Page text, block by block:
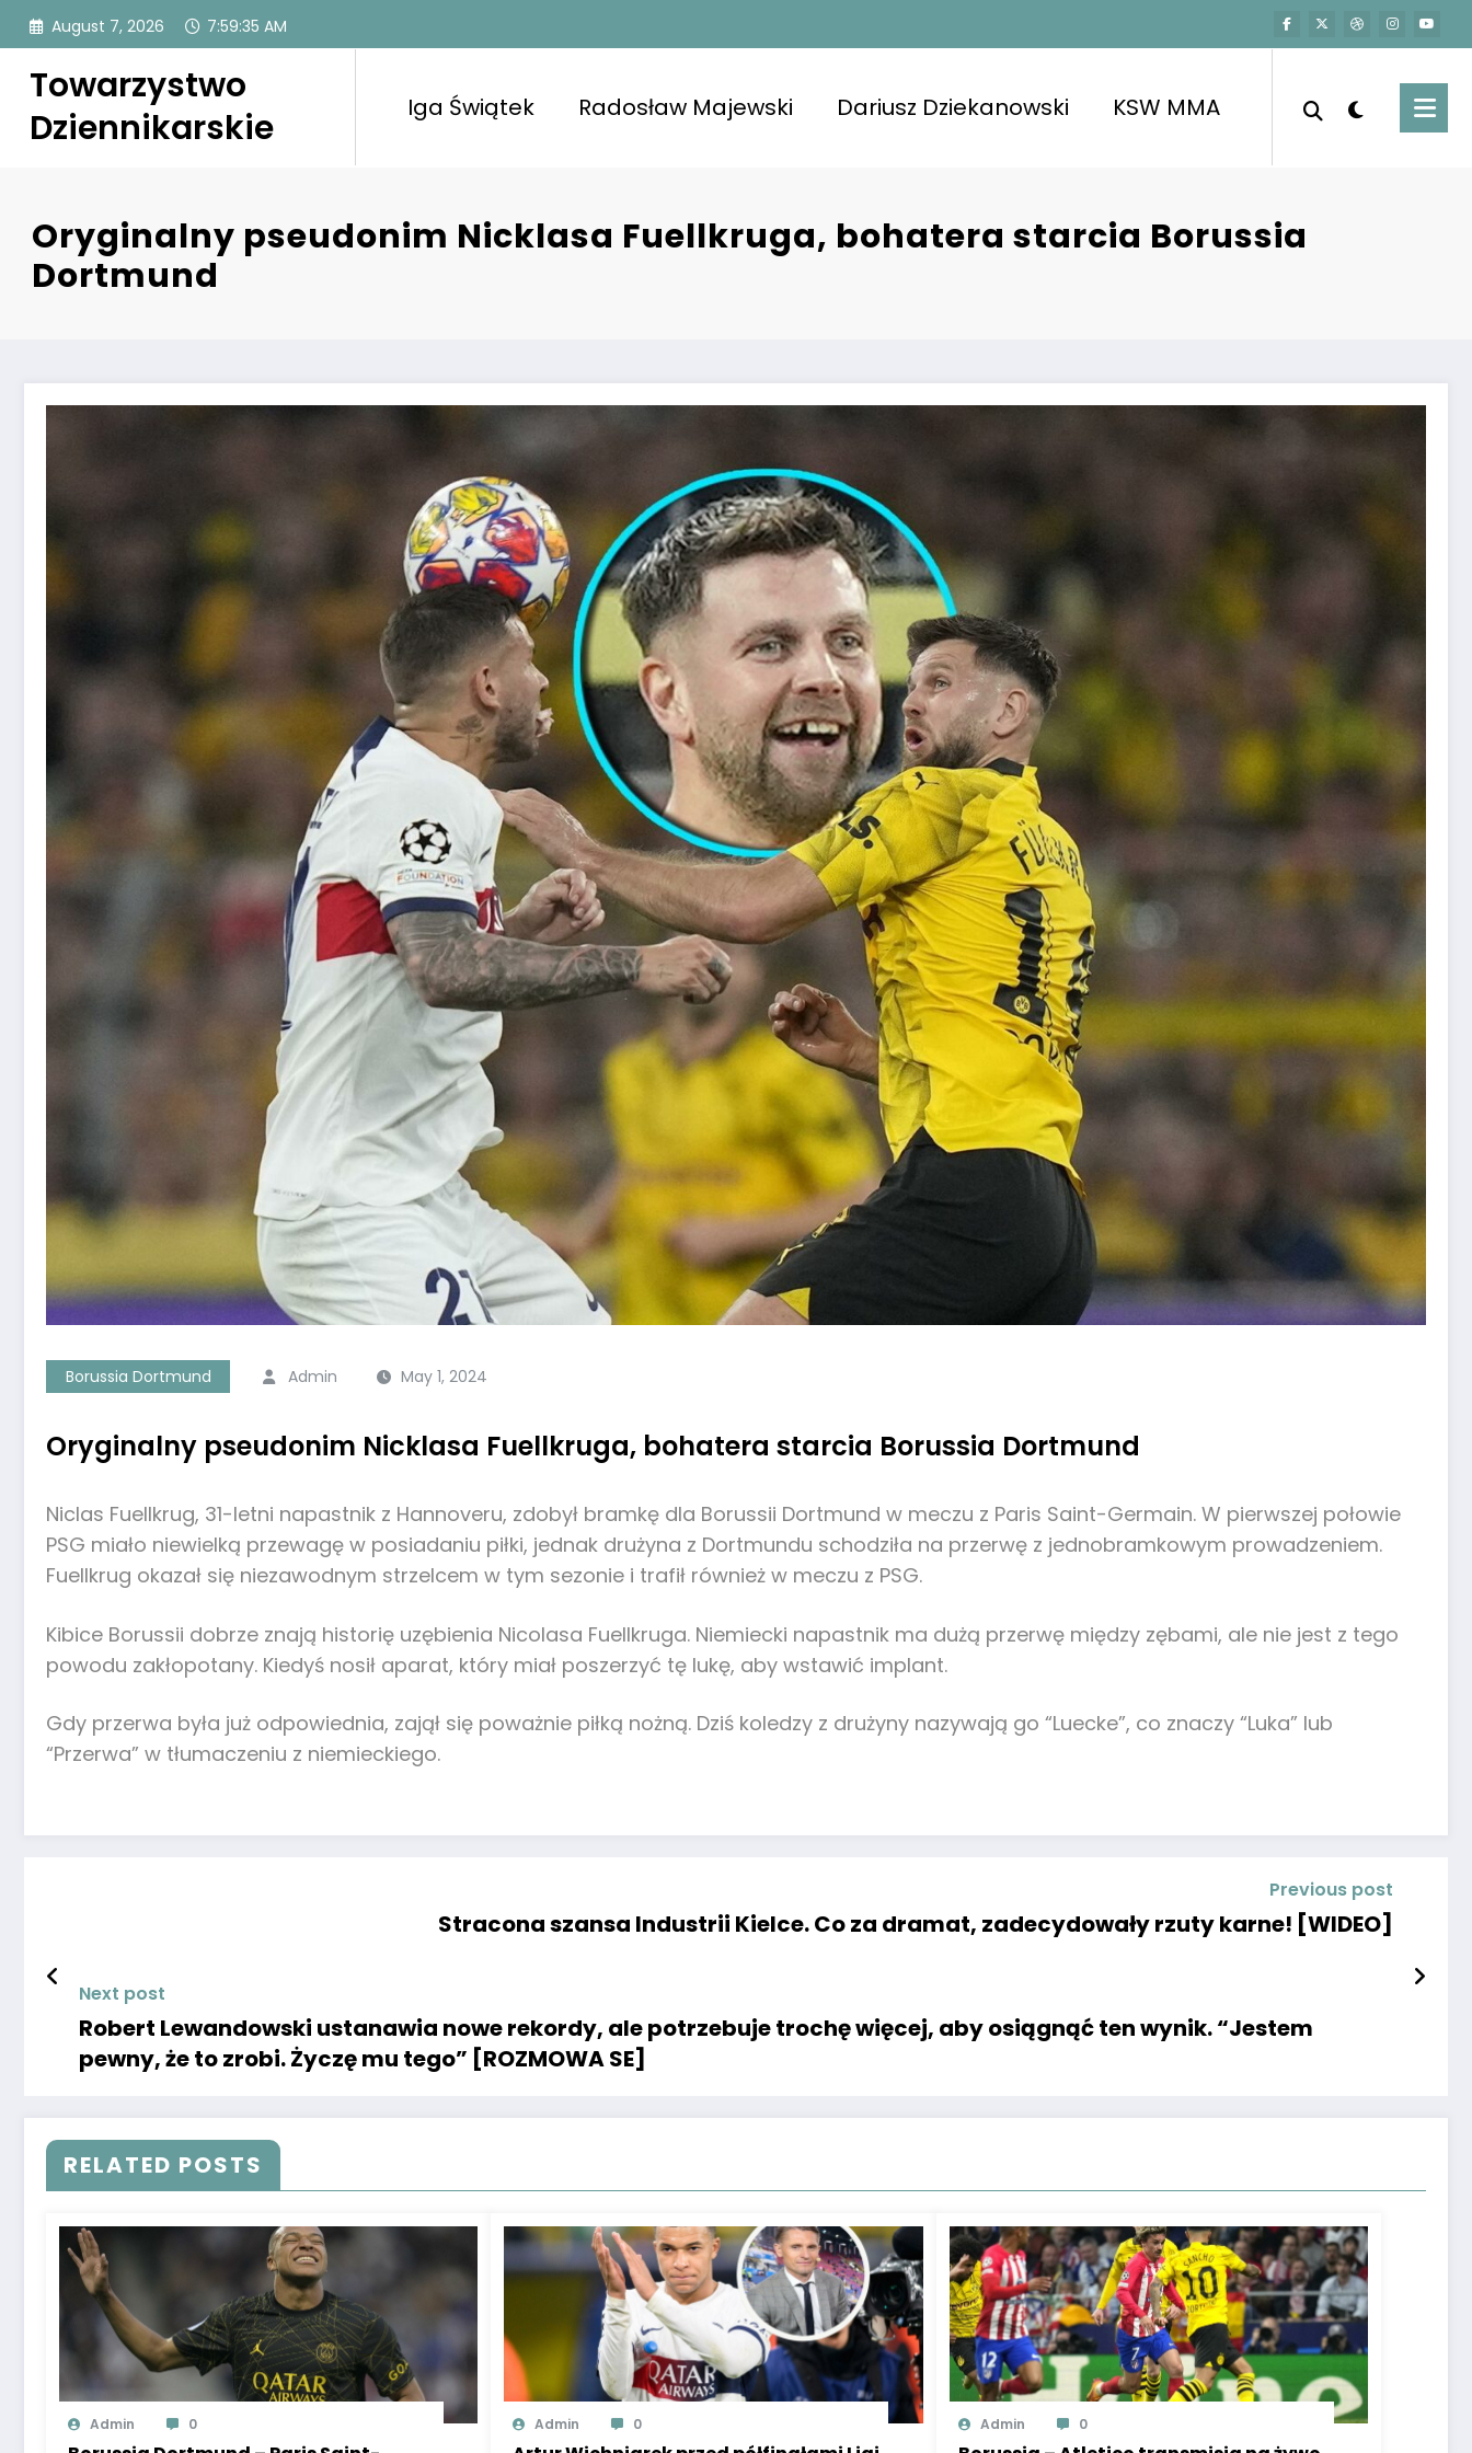
Skip
content
August 7, 2026 7:59:36 AM
Towarzystwo
Dziennikarskie
Iga Świątek Radosław Majewski Dariusz Dziekanowski KSW MMA
Oryginalny pseudonim Nicklasa Fuellkruga, bohatera starcia Borussia
Dortmund
Borussia Dortmund Admin May 1, 2024
Oryginalny pseudonim Nicklasa Fuellkruga, bohatera starcia Borussia Dortmund
Niclas Fuellkrug, 31-letni napastnik z Hannoveru, zdobył bramkę dla Borussii Dortmund w meczu z Paris Saint-Germain. W pierwszej połowie
PSG miało niewielką przewagę w posiadaniu piłki, jednak drużyna z Dortmundu schodziła na przerwę z jednobramkowym prowadzeniem.
Fuellkrug okazał się niezawodnym strzelcem w tym sezonie i trafił również w meczu z PSG.
Kibice Borussii dobrze znają historię uzębienia Nicolasa Fuellkruga. Niemiecki napastnik ma dużą przerwę między zębami, ale nie jest z tego
powodu zakłopotany. Kiedyś nosił aparat, który miał poszerzyć tę lukę, aby wstawić implant.
Gdy przerwa była już odpowiednia, zajął się poważnie piłką nożną. Dziś koledzy z drużyny nazywają go “Luecke”, co znaczy “Luka” lub
“Przerwa” w tłumaczeniu z niemieckiego.
Previous post
Stracona szansa Industrii Kielce. Co za dramat, zadecydowały rzuty karne! [WIDEO]
Next post
Robert Lewandowski ustanawia nowe rekordy, ale potrzebuje trochę więcej, aby osiągnąć ten wynik. “Jestem
pewny, że to zrobi. Życzę mu tego” [ROZMOWA SE]
RELATED POSTS
Admin 0 Admin 0 Admin 0